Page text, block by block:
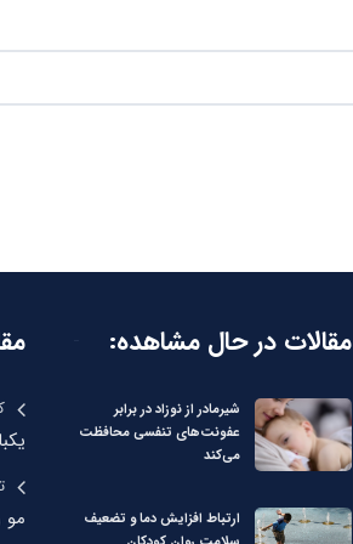
مقالات در حال مشاهده:
شیرمادر از نوزاد در برابر
عفونت‌های تنفسی محافظت
می‌کند
ارتباط افزایش دما و تضعیف
مو